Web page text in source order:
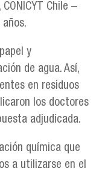
Chile –
y
de agua. Así,
en residuos
los doctores
adjudicada.
química que
a utilizarse en el